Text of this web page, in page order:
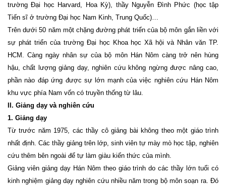
trường Đại học Harvard, Hoa Kỳ), thầy Nguyễn Đình Phức (học tập
Tiến sĩ ở trường Đại học Nam Kinh, Trung Quốc)…
Trên dưới 50 năm một chặng đường phát triển của bộ môn gắn liền với
sự phát triển của trường Đại học Khoa học Xã hội và Nhân văn TP.
HCM. Càng ngày nhân sự của bộ môn Hán Nôm càng trở nên hùng
hậu, chất lượng giảng dạy, nghiên cứu không ngừng được nâng cao,
phần nào đáp ứng được sự lớn mạnh của việc nghiên cứu Hán Nôm
khu vực phía Nam vốn có truyền thống từ lâu.
II. Giảng dạy và nghiên cứu
1. Giảng dạy
Từ trước năm 1975, các thầy cô giảng bài không theo một giáo trình
nhất định. Các thầy giảng trên lớp, sinh viên tự mày mò học tập, nghiên
cứu thêm bên ngoài để tự làm giàu kiến thức của mình.
Giảng viên giảng dạy Hán Nôm theo giáo trình do các thầy lớn tuổi có
kinh nghiệm giảng dạy nghiên cứu nhiều năm trong bộ môn soạn ra. Đó